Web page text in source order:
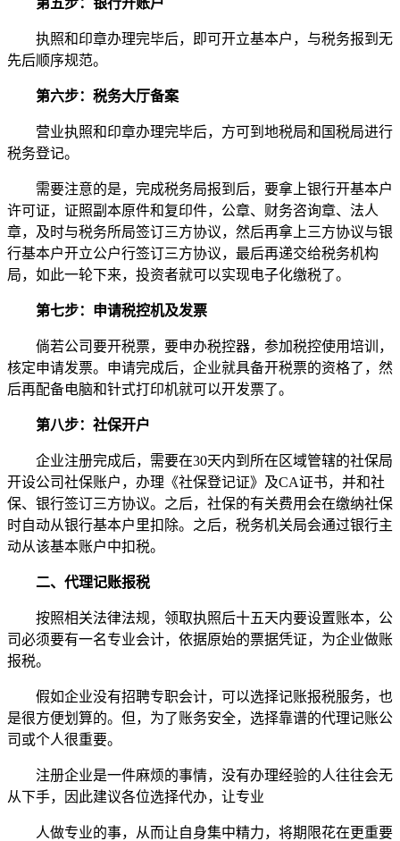
执照和印章办理完毕后，即可开立基本户，与税务报到无
先后顺序规范。
第六步：税务大厅备案
营业执照和印章办理完毕后，方可到地税局和国税局进行
税务登记。
需要注意的是，完成税务局报到后，要拿上银行开基本户
许可证，证照副本原件和复印件，公章、财务咨询章、法人
章，及时与税务所局签订三方协议，然后再拿上三方协议与银
行基本户开立公户行签订三方协议，最后再递交给税务机构
局，如此一轮下来，投资者就可以实现电子化缴税了。
第七步：申请税控机及发票
倘若公司要开税票，要申办税控器，参加税控使用培训，
核定申请发票。申请完成后，企业就具备开税票的资格了，然
后再配备电脑和针式打印机就可以开发票了。
第八步：社保开户
企业注册完成后，需要在30天内到所在区域管辖的社保局
开设公司社保账户，办理《社保登记证》及CA证书，并和社
保、银行签订三方协议。之后，社保的有关费用会在缴纳社保
时自动从银行基本户里扣除。之后，税务机关局会通过银行主
动从该基本账户中扣税。
二、代理记账报税
按照相关法律法规，领取执照后十五天内要设置账本，公
司必须要有一名专业会计，依据原始的票据凭证，为企业做账
报税。
假如企业没有招聘专职会计，可以选择记账报税服务，也
是很方便划算的。但，为了账务安全，选择靠谱的代理记账公
司或个人很重要。
注册企业是一件麻烦的事情，没有办理经验的人往往会无
从下手，因此建议各位选择代办，让专业
人做专业的事，从而让自身集中精力，将期限花在更重要